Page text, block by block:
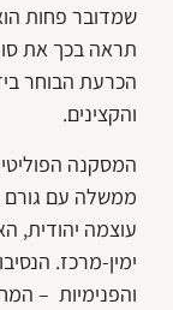
שמדובר פחות
תראה בכך את
הכרעת הבוחר
והקצינים.
המסקנה
ממשלה עם גורם
עוצמה יהודית,
ימין-מרכז.
והפנימיות –